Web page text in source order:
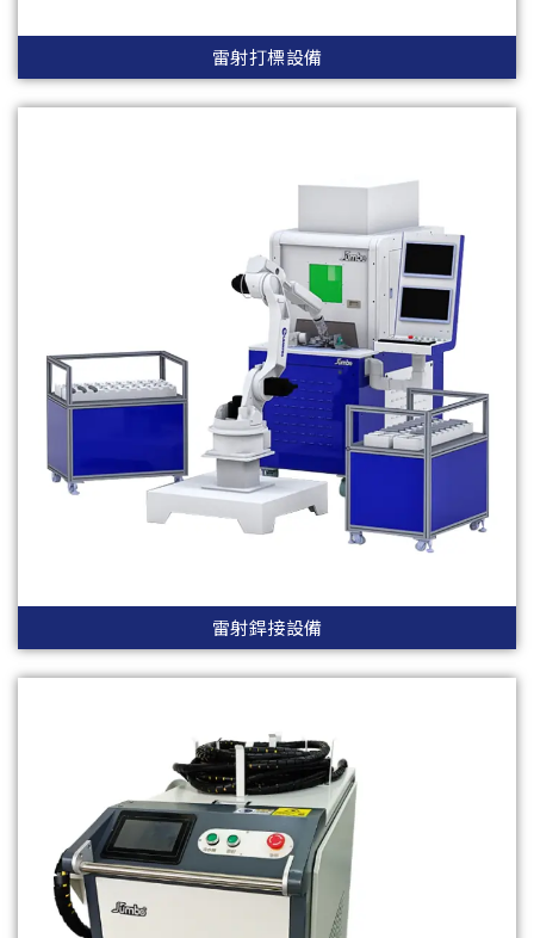
雷射打標設備
雷射銲接設備